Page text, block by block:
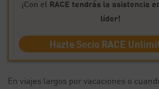
¡Con el RACE tendrás la asistencia
líder!
Hazte Socio RACE
En viajes largos por vacaciones o